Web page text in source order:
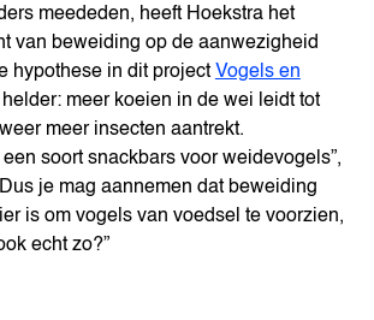
meededen, heeft Hoekstra het
van beweiding op de aanwezigheid
hypothese in dit project Vogels en
meer koeien in de wei leidt tot
meer insecten aantrekt.
soort snackbars voor weidevogels”,
je mag aannemen dat beweiding
is om vogels van voedsel te voorzien,
echt zo?”